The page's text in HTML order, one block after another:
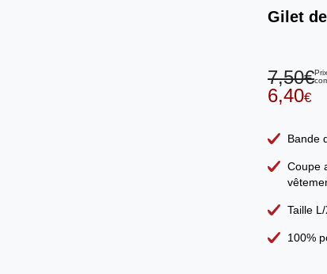
Gilet
7,50€
6,40€
Bande
Coupe
Taille L/
100%